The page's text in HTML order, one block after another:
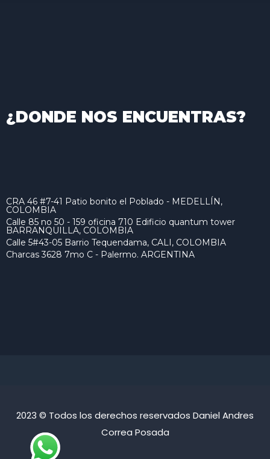
¿DONDE NOS ENCUENTRAS?
CRA 46 #7-41 Patio bonito el Poblado - MEDELLÍN,
COLOMBIA
Calle 85 no 50 - 159 oficina 710 Edificio quantum tower
BARRANQUILLA, COLOMBIA
Calle 5#43-05 Barrio Tequendama, CALI, COLOMBIA
Charcas 3628 7mo C - Palermo. ARGENTINA
2023 © Todos los derechos reservados Daniel Andres
Correa Posada